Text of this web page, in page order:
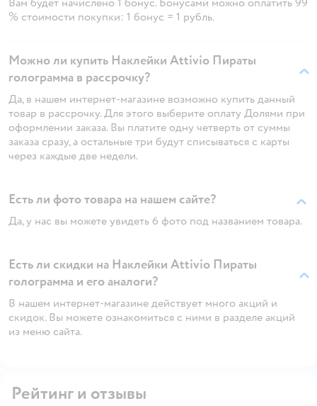
% стоимости покупки: 1 бонус = 1 рубль.
Можно ли купить Наклейки Attivio Пираты
голограмма в рассрочку?
Да, в нашем интернет-магазине возможно купить данный
товар в рассрочку. Для этого выберите оплату Долями при
оформлении заказа. Вы платите одну четверть от суммы
заказа сразу, а остальные три будут списываться с карты
через каждые две недели.
Есть ли фото товара на нашем сайте?
Да, у нас вы можете увидеть 6 фото под названием товара.
Есть ли скидки на Наклейки Attivio Пираты
голограмма и его аналоги?
В нашем интернет-магазине действует много акций и
скидок. Вы можете ознакомиться с ними в разделе акций
из меню сайта.
Рейтинг и отзывы